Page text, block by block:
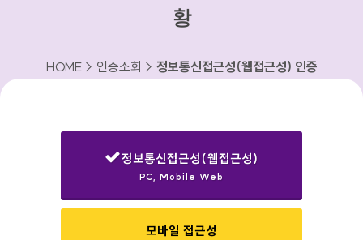
황
HOME > 인증조회 > 정보통신접근성(웹접근성) 인증
정보통신접근성(웹접근성)
PC, Mobile Web
모바일 접근성